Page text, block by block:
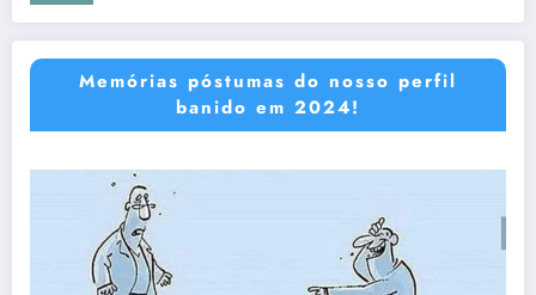
Memórias póstumas do nosso perfil
banido em 2024!